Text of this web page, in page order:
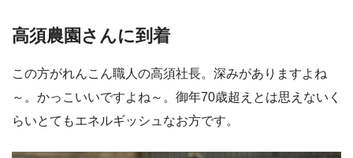
高須農園さんに到着
この方がれんこん職人の高須社長。深みがありますよね
～。かっこいいですよね～。御年70歳超えとは思えないく
らいとてもエネルギッシュなお方です。